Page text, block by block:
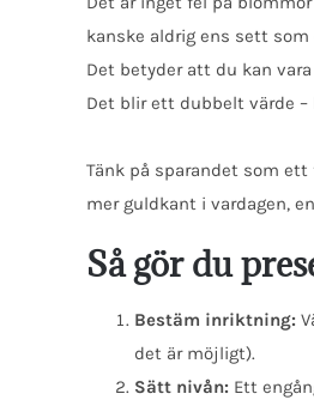
kanske aldrig ens sett
Det betyder att du kan
Det blir ett dubbelt värde
Tänk på sparandet som
mer guldkant i vardagen,
Så gör du
Bestäm inriktning:
det är möjligt).
Sätt nivån: Ett